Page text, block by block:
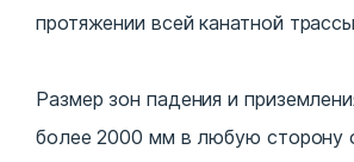
протяжении всей канатной
Размер зон падения и
более 2000 мм в любую сторону